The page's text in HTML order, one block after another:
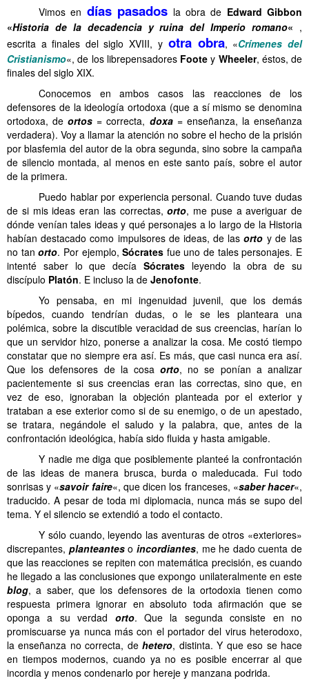
Vimos en días pasados la obra de Edward Gibbon
«Historia de la decadencia y ruina del Imperio romano« ,
escrita a finales del siglo XVIII, y otra obra, «Crímenes del
Cristianismo«, de los librepensadores Foote y Wheeler, éstos, de
finales del siglo XIX.
Conocemos en ambos casos las reacciones de los
defensores de la ideología ortodoxa (que a sí mismo se denomina
ortodoxa, deortos = correcta, doxa = enseñanza, la enseñanza
verdadera). Voy a llamar la atención no sobre el hecho de la prisión
por blasfemia del autor de la obra segunda, sino sobre la campaña
de silencio montada, al menos en este santo país, sobre el autor
de la primera.
Puedo hablar por experiencia personal. Cuando tuve dudas
de si mis ideas eran las correctas,orto, me puse a averiguar de
dónde venían tales ideas y qué personajes a lo largo de la Historia
habían destacado como impulsores de ideas, de lasorto y de las
no tanorto. Por ejemplo,Sócrates fue uno de tales personajes. E
intenté saber lo que decía Sócrates leyendo la obra de su
discípulo Platón. E incluso la de Jenofonte.
Yo pensaba, en mi ingenuidad juvenil, que los demás
bípedos, cuando tendrían dudas, o le se les planteara una
polémica, sobre la discutible veracidad de sus creencias, harían lo
que un servidor hizo, ponerse a analizar la cosa. Me costó tiempo
constatar que no siempre era así. Es más, que casi nunca era así.
Que los defensores de la cosaorto, no se ponían a analizar
pacientemente si sus creencias eran las correctas, sino que, en
vez de eso, ignoraban la objeción planteada por el exterior y
trataban a ese exterior como si de su enemigo, o de un apestado,
se tratara, negándole el saludo y la palabra, que, antes de la
confrontación ideológica, había sido fluida y hasta amigable.
Y nadie me diga que posiblemente planteé la confrontación
de las ideas de manera brusca, burda o maleducada. Fui todo
sonrisas y «savoir faire«, que dicen los franceses, «saber hacer«,
traducido. A pesar de toda mi diplomacia, nunca más se supo del
tema. Y el silencio se extendió a todo el contacto.
Y sólo cuando, leyendo las aventuras de otros «exteriores»
discrepantes, planteantes o incordiantes, me he dado cuenta de
que las reacciones se repiten con matemática precisión, es cuando
he llegado a las conclusiones que expongo unilateralmente en este
blog, a saber, que los defensores de la ortodoxia tienen como
respuesta primera ignorar en absoluto toda afirmación que se
oponga a su verdad orto. Que la segunda consiste en no
promiscuarse ya nunca más con el portador del virus heterodoxo,
la enseñanza no correcta, dehetero, distinta. Y que eso se hace
en tiempos modernos, cuando ya no es posible encerrar al que
incordia y menos condenarlo por hereje y manzana podrida.